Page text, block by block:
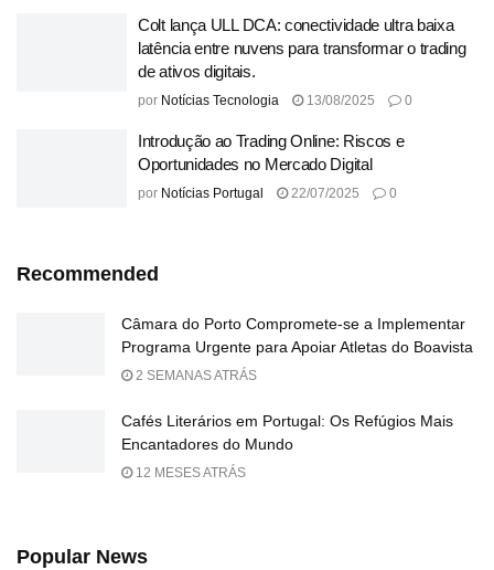
Colt lança ULL DCA: conectividade ultra baixa
latência entre nuvens para transformar o trading
de ativos digitais.
por Notícias Tecnologia 13/08/2025 0
Introdução ao Trading Online: Riscos e
Oportunidades no Mercado Digital
por Notícias Portugal 22/07/2025 0
Recommended
Câmara do Porto Compromete-se a Implementar
Programa Urgente para Apoiar Atletas do Boavista
2 SEMANAS ATRÁS
Cafés Literários em Portugal: Os Refúgios Mais
Encantadores do Mundo
12 MESES ATRÁS
Popular News